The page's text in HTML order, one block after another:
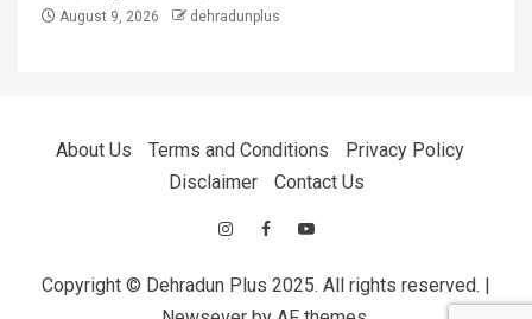
August 9, 2026 dehradunplus
About Us Terms and Conditions
Privacy Policy
Disclaimer
Contact Us
Copyright © Dehradun Plus 2025. All rights reserved. |